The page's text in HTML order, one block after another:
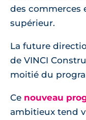
des commerces
supérieur.
La future
de VINCI
moitié du
Ce nouveau
ambitieux tend